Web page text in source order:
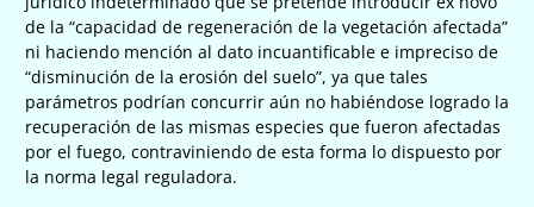
de la “capacidad de regeneración de la vegetación afectada”
ni haciendo mención al dato incuantificable e impreciso de
“disminución de la erosión del suelo”, ya que tales
parámetros podrían concurrir aún no habiéndose logrado la
recuperación de las mismas especies que fueron afectadas
por el fuego, contraviniendo de esta forma lo dispuesto por
la norma legal reguladora.